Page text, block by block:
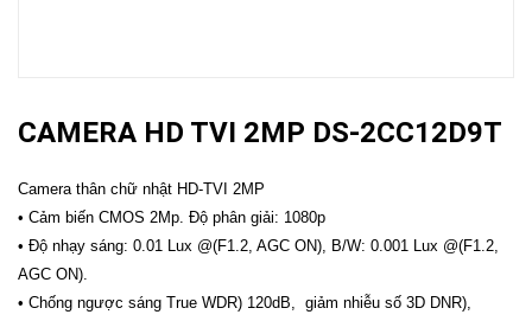
CAMERA HD TVI 2MP DS-2CC12D9T
Camera thân chữ nhật HD-TVI 2MP
• Cảm biến CMOS 2Mp. Độ phân giải: 1080p
• Độ nhạy sáng: 0.01 Lux @(F1.2, AGC ON), B/W: 0.001 Lux @(F1.2,
AGC ON).
• Chống ngược sáng True WDR) 120dB, giảm nhiễu số 3D DNR),